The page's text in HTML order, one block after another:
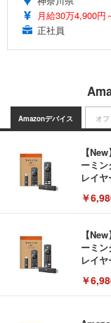
月給30万4,900円
正社員
Amazonデバイス
【
ーミ
レイヤ
￥
【
ーミ
レイヤ
￥
オ